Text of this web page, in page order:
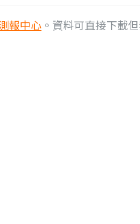
報中心 。資料可直接下載